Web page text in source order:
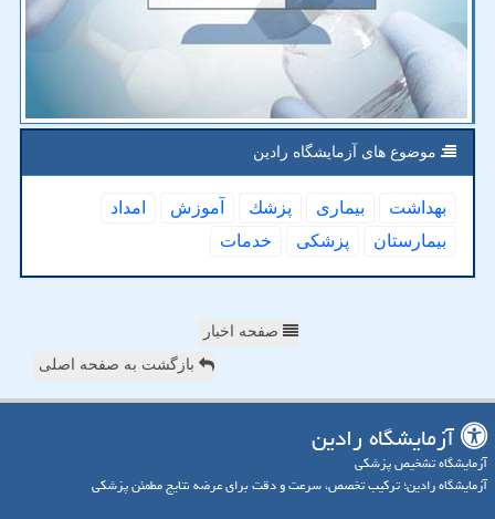
موضوع های آزمایشگاه رادین
بهداشت بیماری پزشك آموزش
امداد
بیمارستان
پزشكی خدمات
صفحه اخبار
بازگشت به صفحه اصلی
آزمایشگاه رادین
آزمایشگاه تشخیص پزشکی
آزمایشگاه رادین؛ ترکیب تخصص، سرعت و دقت برای عرضه نتایج مطمئن پزشکی